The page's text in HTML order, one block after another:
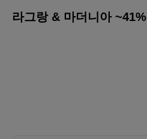
라그랑 & 마더니아 ~41%